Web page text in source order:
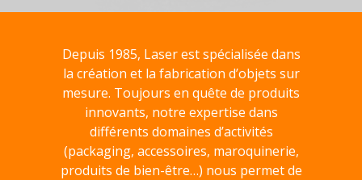
Depuis 1985, Laser est spécialisée dans
la création et la fabrication d’objets sur
mesure. Toujours en quête de produits
innovants, notre expertise dans
différents domaines d’activités
(packaging, accessoires, maroquinerie,
produits de bien-être…) nous permet de